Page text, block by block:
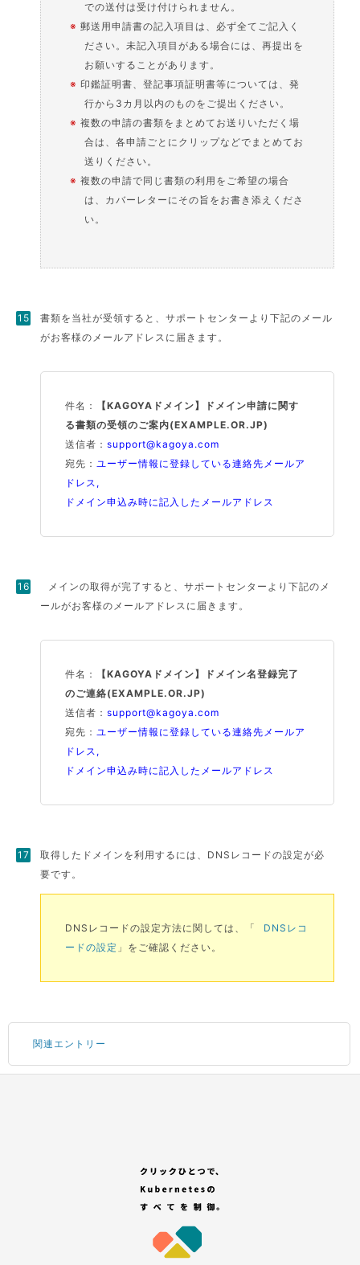
での送付は受け付けられません。
※郵送用申請書の記入項目は、必ず全てご記入く
ださい。未記入項目がある場合には、再提出を
お願いすることがあります。
※印鑑証明書、登記事項証明書等については、発
行から3カ月以内のものをご提出ください。
※複数の申請の書類をまとめてお送りいただく場
合は、各申請ごとにクリップなどでまとめてお
送りください。
※複数の申請で同じ書類の利用をご希望の場合
は、カバーレターにその旨をお書き添えくださ
い。
書類を当社が受領すると、サポートセンターより下記のメール
がお客様のメールアドレスに届きます。
件名：
【KAGOYAドメイン】ドメイン申請に関す
る書類の受領のご案内(EXAMPLE.OR.JP)
送信者：support@kagoya.com
宛先：ユーザー情報に登録している連絡先メールア
ドレス,
ドメイン申込み時に記入したメールアドレス
メインの取得が完了すると、サポートセンターより下記のメ
ールがお客様のメールアドレスに届きます。
件名：
【KAGOYAドメイン】ドメイン名登録完了
のご連絡(EXAMPLE.OR.JP)
送信者：support@kagoya.com
宛先：ユーザー情報に登録している連絡先メールア
ドレス,
ドメイン申込み時に記入したメールアドレス
取得したドメインを利用するには、DNSレコードの設定が必
要です。
DNSレコードの設定方法に関しては、「
DNSレコ
ードの設定 」をご確認ください。
関連エントリー
「セレクトプラン(有償プラン)」を選択する